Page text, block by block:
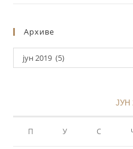
Архиве
јун 2019 (5)
ЈУН
П У С